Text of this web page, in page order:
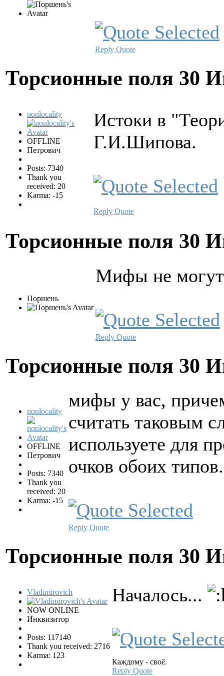
Reply Quote
Торсионные поля 30
nonlocality
OFFLINE
Петрович
Posts: 7340
Thank you
received: 20
Karma: -15
Истоки в
Г.И.Шипова.
Reply Quote
Торсионные поля 30
Поршень
Мифы не могут
Reply Quote
Торсионные поля 30
nonlocality
OFFLINE
Петрович
Posts: 7340
Thank you
received: 20
Karma: -15
мифы у вас,
считать таковым
используете для
очков обоих
Reply Quote
Торсионные поля 30
Vladimirovich
NOW ONLINE
Инквизитор
Posts: 117140
Thank you received: 2716
Karma: 123
Началось...
Каждому - своё.
Reply Quote